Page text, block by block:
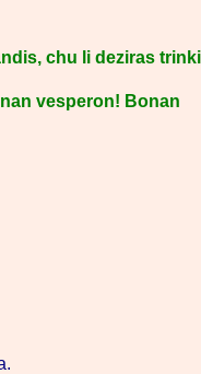
chu li deziras trinki
vesperon! Bonan